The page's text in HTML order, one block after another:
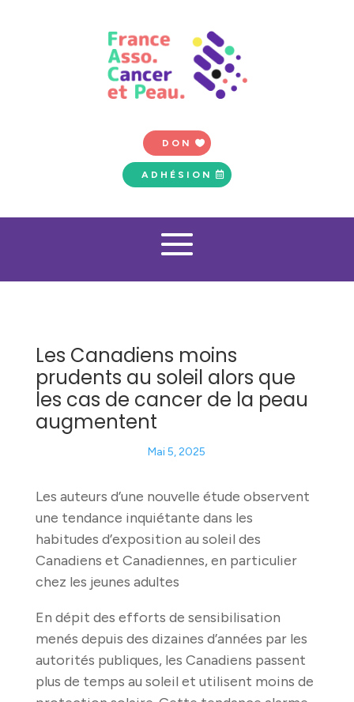
DON
ADHÉSION
Les Canadiens moins
prudents au soleil alors que
les cas de cancer de la peau
augmentent
Mai 5, 2025
Les auteurs d’une nouvelle étude observent
une tendance inquiétante dans les
habitudes d’exposition au soleil des
Canadiens et Canadiennes, en particulier
chez les jeunes adultes
En dépit des efforts de sensibilisation
menés depuis des dizaines d’années par les
autorités publiques, les Canadiens passent
plus de temps au soleil et utilisent moins de